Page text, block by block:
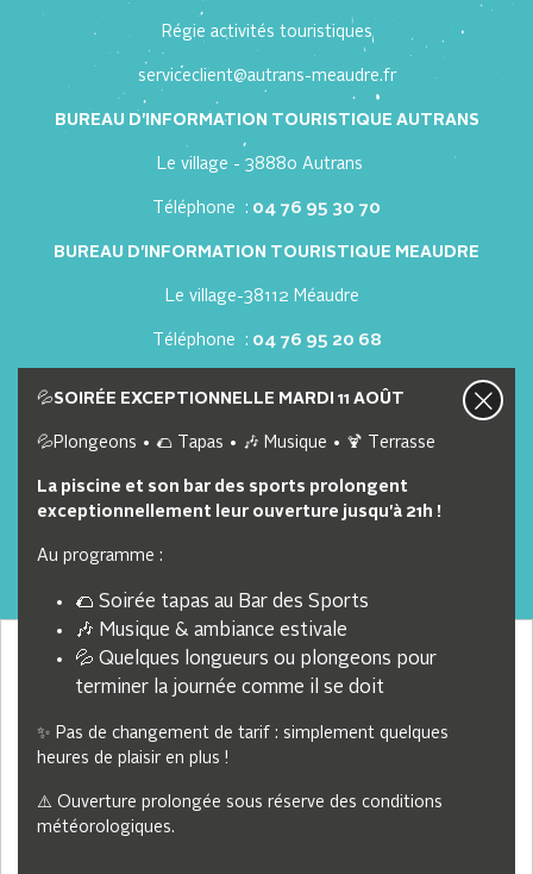
Régie activités touristiques
serviceclient@autrans-meaudre.fr
BUREAU D'INFORMATION TOURISTIQUE AUTRANS
Le village - 38880 Autrans
Téléphone : 04 76 95 30 70
BUREAU D'INFORMATION TOURISTIQUE MEAUDRE
Le village-38112 Méaudre
Téléphone : 04 76 95 20 68
Nous contacter Nos offres d'emploi
Lien utiles
Webcam
Partenaires
CGVU
© 2026 Station Autrans-Méaudre — Tous droits réservés
Mention légale
Gestion des cookies
💦SOIRÉE EXCEPTIONNELLE MARDI 11 AOÛT
💦Plongeons • 🌮 Tapas • 🎶 Musique • 🍹 Terrasse
La piscine et son bar des sports prolongent
exceptionnellement leur ouverture jusqu'à 21h !
Au programme :
🌮 Soirée tapas au Bar des Sports
🎶 Musique & ambiance estivale
💦 Quelques longueurs ou plongeons pour
terminer la journée comme il se doit
✨ Pas de changement de tarif : simplement quelques
heures de plaisir en plus !
⚠️ Ouverture prolongée sous réserve des conditions
météorologiques.
Nous collectons et traitons vos informations personnelles
dans le but suivant :Personnalisation, Analyse du trafic
Accepter